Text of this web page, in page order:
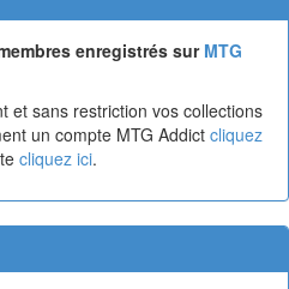
enregistrés sur MTG
et sans restriction vos collections
un compte MTG Addict cliquez
cliquez ici.